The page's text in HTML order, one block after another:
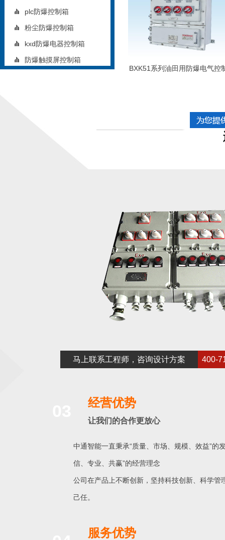
plc防爆控制箱
粉尘防爆控制箱
kxd防爆电器控制箱
防爆触摸屏控制箱
BXK51系列油田用防爆电气控
马上联系工程师，咨询设计方案 400-
经营优势
让我们的合作更放心
中通智能一直秉承“质量、市场、规模、效益”的
信、专业、共赢”的经营理念
公司在产品上不断创新，坚持科技创新、科学管
己任。
服务优势